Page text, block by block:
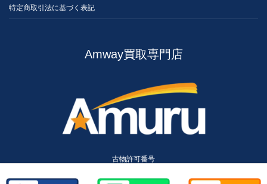
特定商取引法に基づく表記
Amway買取専門店
古物許可番号